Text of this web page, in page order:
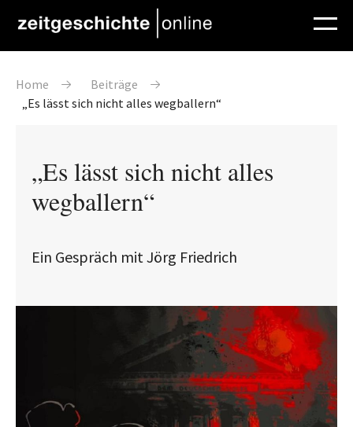
Pfadnavigation
Home
Beiträge
„Es lässt sich nicht alles wegballern“
„Es lässt sich nicht alles
wegballern“
Ein Gespräch mit Jörg Friedrich